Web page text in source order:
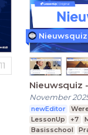
Nieuwsquiz
November
newEditor
LessonUp
+7
Basisschool
Nieuwsquiz